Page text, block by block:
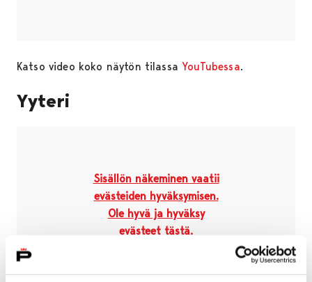
Katso video koko näytön tilassaYouTubessa.
Yyteri
Sisällön näkeminen vaatii
evästeiden hyväksymisen.
Ole hyvä ja hyväksy
evästeet tästä.